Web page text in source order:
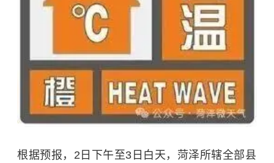
根据预报，2日下午至3日白天，菏泽所辖全部县